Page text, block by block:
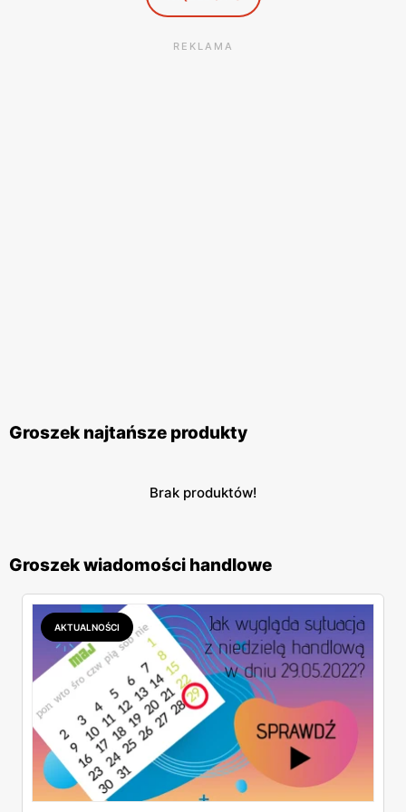
REKLAMA
Groszek najtańsze produkty
Brak produktów!
Groszek wiadomości handlowe
AKTUALNOŚCI